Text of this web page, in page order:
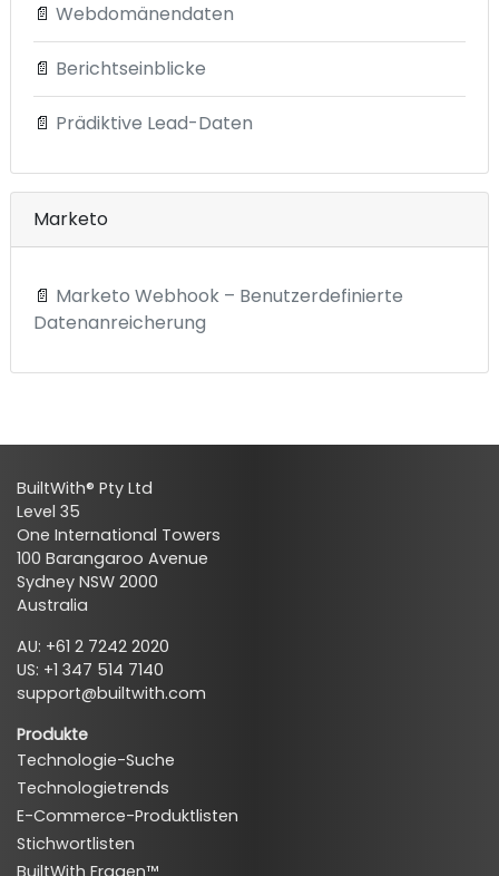
📄 Webdomänendaten
📄 Berichtseinblicke
📄 Prädiktive Lead-Daten
Marketo
📄 Marketo Webhook – Benutzerdefinierte
Datenanreicherung
BuiltWith® Pty Ltd
Level 35
One International Towers
100 Barangaroo Avenue
Sydney NSW 2000
Australia
AU: +61 2 7242 2020
US: +1 347 514 7140
support@builtwith.com
Produkte
Technologie-Suche
Technologietrends
E-Commerce-Produktlisten
Stichwortlisten
BuiltWith Fragen™